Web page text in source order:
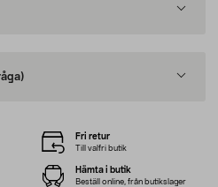
Fri retur
Till valfri butik
Hämta i butik
Beställ online, från butikslager